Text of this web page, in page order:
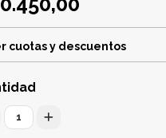
cuotas y descuentos
1